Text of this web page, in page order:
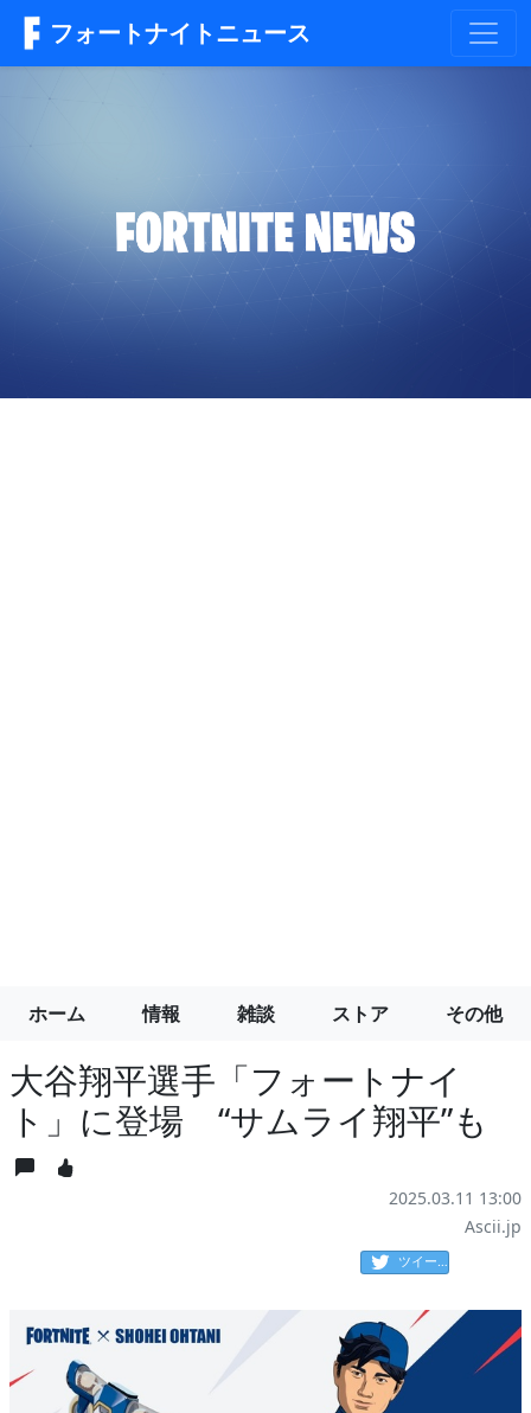
フォートナイトニュース
ホーム 情報 雑談 ストア その他
大谷翔平選手「フォートナイ
ト」に登場 “サムライ翔平”も
2025.03.11 13:00
Ascii.jp
ツイート